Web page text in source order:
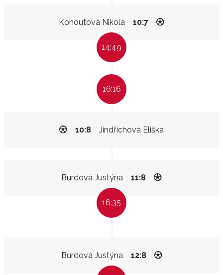
Kohoutová Nikola 10:7
14:49
16:16
Jindřichová Eliška
10:8
Burdová Justýna 11:8
16:35
Burdová Justýna 12:8